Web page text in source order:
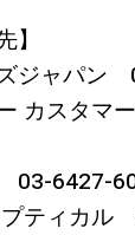
】
ジャパン
カスタ
03-6427-
プティカ